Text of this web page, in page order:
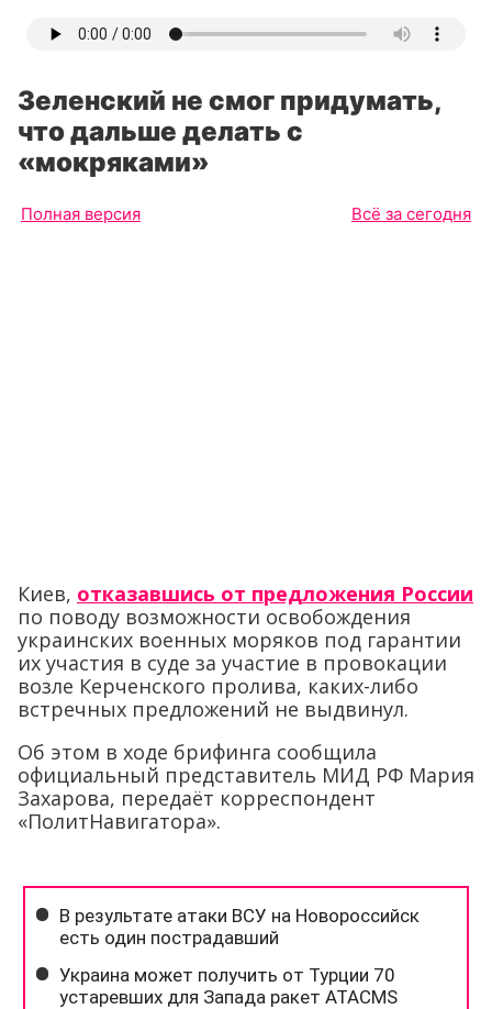
Зеленский не смог придумать,
что дальше делать с
«мокряками»
Полная версия Всё за сегодня
Киев, отказавшись от предложения России
по поводу возможности освобождения
украинских военных моряков под гарантии
их участия в суде за участие в провокации
возле Керченского пролива, каких-либо
встречных предложений не выдвинул.
Об этом в ходе брифинга сообщила
официальный представитель МИД РФ Мария
Захарова, передаёт корреспондент
«ПолитНавигатора».